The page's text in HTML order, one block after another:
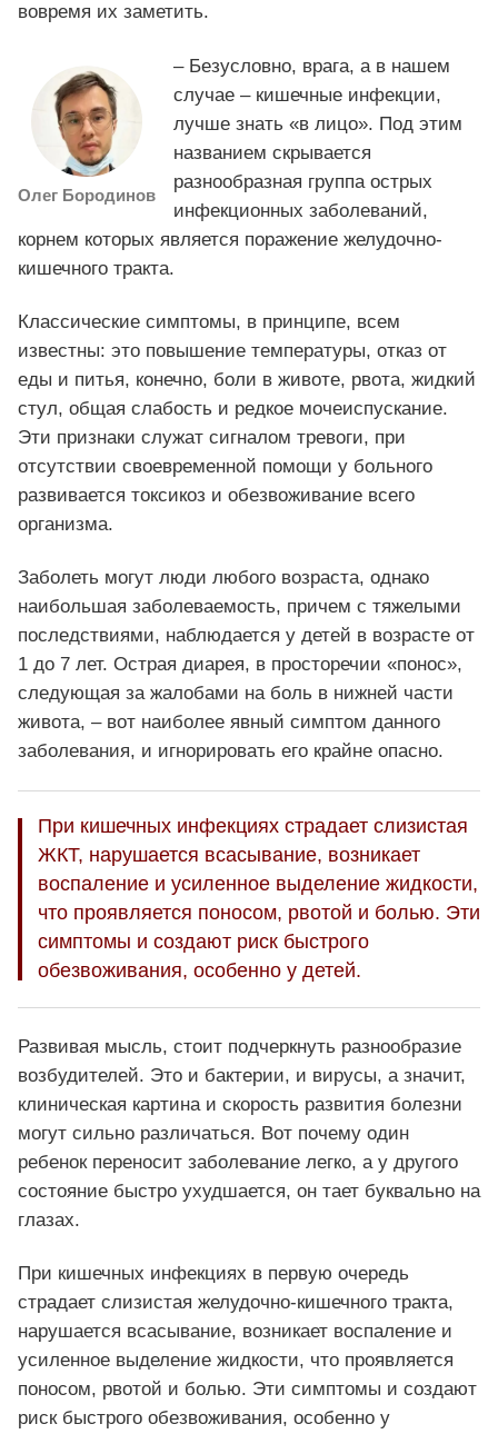
вовремя их заметить.
Олег Бородинов
– Безусловно, врага, а в нашем
случае – кишечные инфекции,
лучше знать «в лицо». Под этим
названием скрывается
разнообразная группа острых
инфекционных заболеваний,
корнем которых является поражение желудочно-
кишечного тракта.
Классические симптомы, в принципе, всем
известны: это повышение температуры, отказ от
еды и питья, конечно, боли в животе, рвота, жидкий
стул, общая слабость и редкое мочеиспускание.
Эти признаки служат сигналом тревоги, при
отсутствии своевременной помощи у больного
развивается токсикоз и обезвоживание всего
организма.
Заболеть могут люди любого возраста, однако
наибольшая заболеваемость, причем с тяжелыми
последствиями, наблюдается у детей в возрасте от
1 до 7 лет. Острая диарея, в просторечии «понос»,
следующая за жалобами на боль в нижней части
живота, – вот наиболее явный симптом данного
заболевания, и игнорировать его крайне опасно.
При кишечных инфекциях страдает слизистая
ЖКТ, нарушается всасывание, возникает
воспаление и усиленное выделение жидкости,
что проявляется поносом, рвотой и болью. Эти
симптомы и создают риск быстрого
обезвоживания, особенно у детей.
Развивая мысль, стоит подчеркнуть разнообразие
возбудителей. Это и бактерии, и вирусы, а значит,
клиническая картина и скорость развития болезни
могут сильно различаться. Вот почему один
ребенок переносит заболевание легко, а у другого
состояние быстро ухудшается, он тает буквально на
глазах.
При кишечных инфекциях в первую очередь
страдает слизистая желудочно‑кишечного тракта,
нарушается всасывание, возникает воспаление и
усиленное выделение жидкости, что проявляется
поносом, рвотой и болью. Эти симптомы и создают
риск быстрого обезвоживания, особенно у